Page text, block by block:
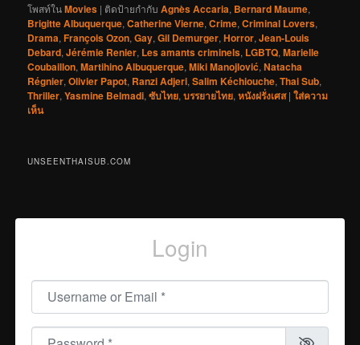
โพสท์ในMovies | ติดป้ายกำกับ Agnès Accaria, Bernard Maume,
Brigitte Albuquerque,Catherine Vierne,Crime,Criminal Lovers,
Drama,François Ozon,Gay,Gil Demurger,Horror,Jean-Louis
Debard,Jérémie Renier, Les amants criminels, LGBTQ,Marielle
Coubaillon,Martihino Albuquerque,Miki Manojlović,Natacha
Régnier,Olivier Papot, Ranzi Adjeri,Salim Kéchiouche,Thai Sub,
Thriller,Yasmine Belmadi,ซับไทย,บรรยายไทย,หนังฝรั่งเศส |ใส่ความ
เห็น
UNSEENTHAISUB.COM
Login
Username or Email
Password